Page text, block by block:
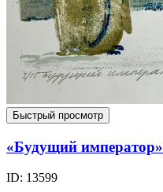
Быстрый просмотр
«Будущий император»
ID: 13599